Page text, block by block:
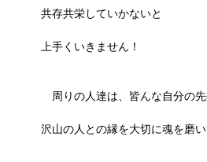
共存共栄していかないと
上手くいきません！
周りの人達は、皆んな自分の先
沢山の人との縁を大切に魂を磨